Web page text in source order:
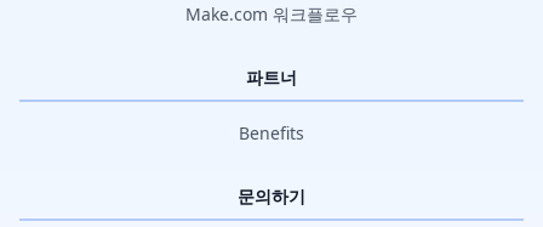
Make.com 워크플로우
파트너
Benefits
문의하기